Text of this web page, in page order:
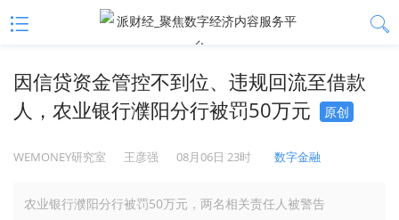
因信贷资金管控不到位、违规回流至借款
人，农业银行濮阳分行被罚50万元
原创
WEMONEY研究室 王彦强 08月06日 23时 数字金融
农业银行濮阳分行被罚50万元，两名相关责任人被警告